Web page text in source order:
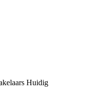
Huidig